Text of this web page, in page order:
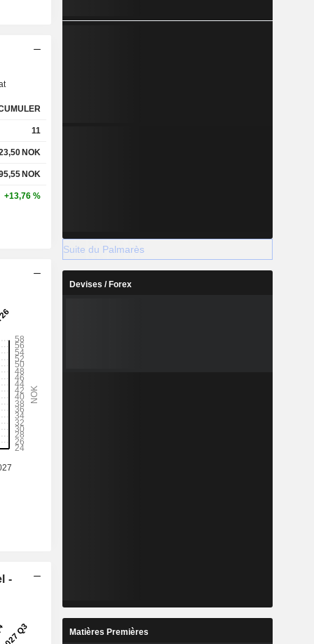
11
NOK
NOK
+13,76 %
-
Suite du Palmarès
Devises / Forex
Matières Premières